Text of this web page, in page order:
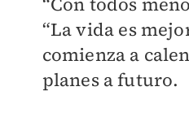
“La vida es
comienza a
planes a futuro.